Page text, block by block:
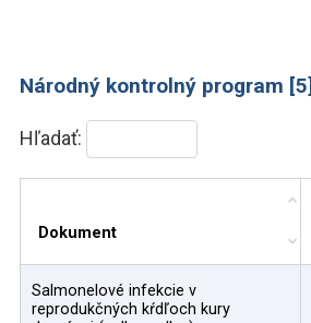
Národný kontrolný program [5]
Hľadať:
Dokument
Salmonelové infekcie v
reprodukčných kŕdľoch kury